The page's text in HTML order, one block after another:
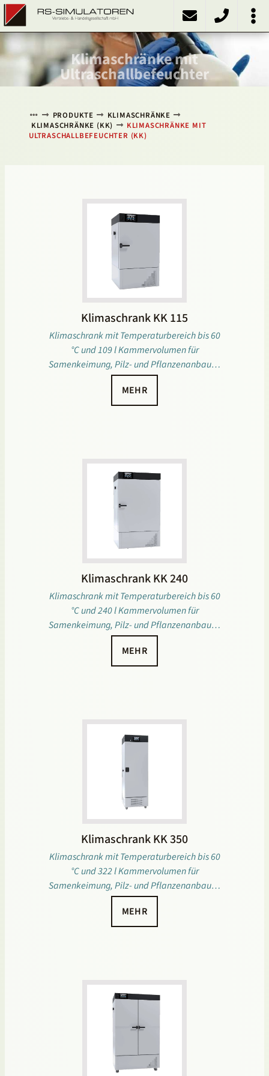
Klimaschränke mit
Ultraschallbefeuchter
PRODUKTE
KLIMASCHRÄNKE
KLIMASCHRÄNKE (KK)
KLIMASCHRÄNKE MIT
ULTRASCHALLBEFEUCHTER (KK)
Klimaschrank KK 115
Klimaschrank mit Temperaturbereich bis 60
°C und 109 l Kammervolumen für
Samenkeimung, Pilz- und Pflanzenanbau…
MEHR
Klimaschrank KK 240
Klimaschrank mit Temperaturbereich bis 60
°C und 240 l Kammervolumen für
Samenkeimung, Pilz- und Pflanzenanbau…
MEHR
Klimaschrank KK 350
Klimaschrank mit Temperaturbereich bis 60
°C und 322 l Kammervolumen für
Samenkeimung, Pilz- und Pflanzenanbau…
MEHR
PRODUKTE
Kühlschränke
Kühlinkubatoren
Heizschränke
Klimaschränke
Sonstiges
ÜBER UNS
KONTAKT
NACH OBEN